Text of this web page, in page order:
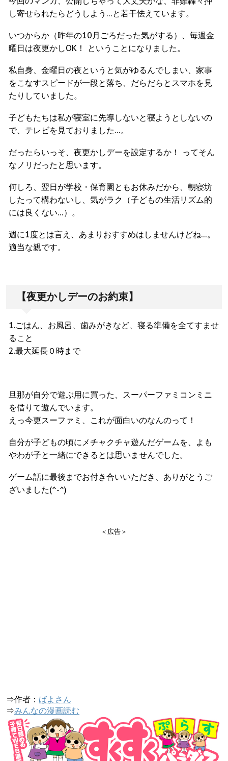
し寄せられたらどうしよう…と若干怯えています。
いつからか（昨年の10月ごろだった気がする）、毎週金
曜日は夜更かしOK！ ということになりました。
私自身、金曜日の夜というと気がゆるんでしまい、家事
をこなすスピードが一段と落ち、だらだらとスマホを見
たりしていました。
子どもたちは私が寝室に先導しないと寝ようとしないの
で、テレビを見ておりました…。
だったらいっそ、夜更かしデーを設定するか！ ってそん
なノリだったと思います。
何しろ、翌日が学校・保育園ともお休みだから、朝寝坊
したって構わないし、気がラク（子どもの生活リズム的
には良くない…）。
週に1度とは言え、あまりおすすめはしませんけどね…。
適当な親です。
【夜更かしデーのお約束】
1.ごはん、お風呂、歯みがきなど、寝る準備を全てすませ
ること
2.最大延長０時まで
旦那が自分で遊ぶ用に買った、スーパーファミコンミニ
を借りて遊んでいます。
えっ今更スーファミ、これが面白いのなんのって！
自分が子どもの頃にメチャクチャ遊んだゲームを、よも
やわが子と一緒にできるとは思いませんでした。
ゲーム話に最後までお付き合いいただき、ありがとうご
ざいました(^-^)
＜広告＞
⇒作者： ばよさん
⇒みんなの漫画読む